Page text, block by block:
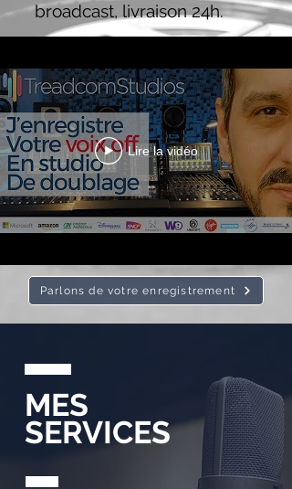
broadcast, livraison 24h.
Lire la vidéo
Parlons de votre enregistrement
MES
SERVICES